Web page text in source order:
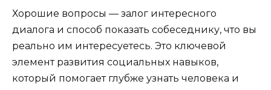
Хорошие вопросы — залог интересного
диалога и способ показать собеседнику, что вы
реально им интересуетесь. Это ключевой
элемент развития социальных навыков,
который помогает глубже узнать человека и